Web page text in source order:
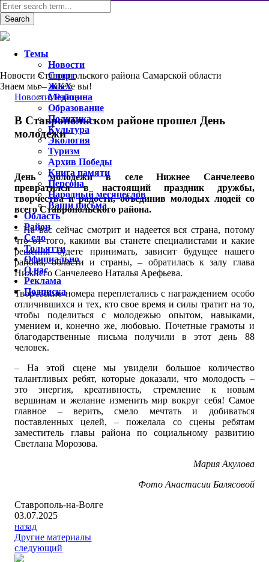
Новости Ставропольского района Самарской области
Знаем мы – знаете вы!
Новости,Район
В Ставропольском районе прошел День
молодежи
День молодежи в селе Нижнее Санчелеево
превратился в настоящий праздник дружбы,
творчества и радости, объединив молодых людей со
всего Ставропольского района.
– На вас сейчас смотрит и надеется вся страна, потому
что от того, какими вы станете специалистами и какие
решения будете принимать, зависит будущее нашего
района, области и страны, – обратилась к залу глава
Нижнего Санчелеево Наталья Арефьева.
Творческие номера переплетались с награждением особо
отличившихся и тех, кто свое время и силы тратит на то,
чтобы поделиться с молодежью опытом, навыками,
умением и, конечно же, любовью. Почетные грамоты и
благодарственные письма получили в этот день 88
человек.
– На этой сцене мы увидели большое количество
талантливых ребят, которые доказали, что молодость –
это энергия, креативность, стремление к новым
вершинам и желание изменить мир вокруг себя! Самое
главное – верить, смело мечтать и добиваться
поставленных целей, – пожелала со сцены ребятам
заместитель главы района по социальному развитию
Светлана Морозова.
Мария Акулова
Фото Анастасии Балясовой
Ставрополь-на-Волге
03.07.2025
назад
Другие материалы
следующий
Темы
Новости
Спорт
ЖКХ
Медицина
Образование
Политика
Культура
Экология
Туризм
Архив Победы
Книга памяти
Персона
Народный месяцеслов
Ваши письма
Область
Район
Село
Тольятти
Официально
О нас
Реклама
Подписка